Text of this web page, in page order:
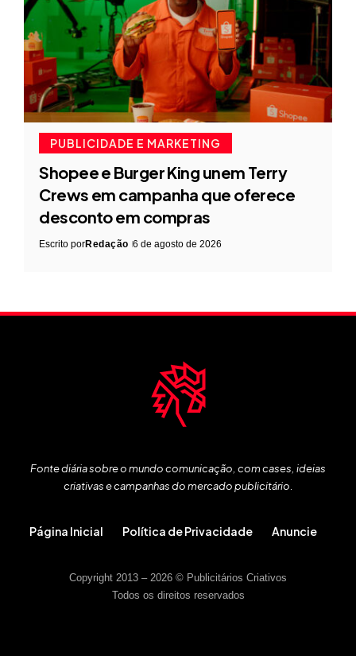
PUBLICIDADE E MARKETING
Shopee e Burger King unem Terry
Crews em campanha que oferece
desconto em compras
Escrito porRedação 6 de agosto de 2026
Fonte diária sobre o mundo comunicação, com cases, ideias
criativas e campanhas do mercado publicitário.
Página Inicial Política de Privacidade Anuncie
Copyright 2013 – 2026 © Publicitários Criativos
Todos os direitos reservados